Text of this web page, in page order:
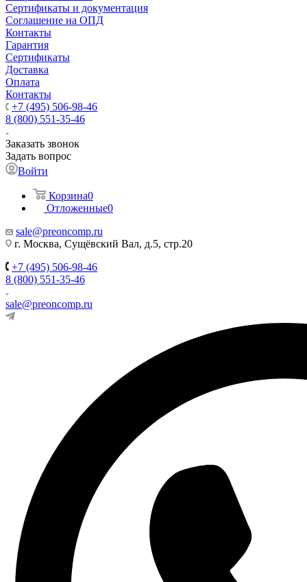
Сертификаты и документация
Соглашение на ОПД
Контакты
Гарантия
Сертификаты
Доставка
Оплата
Контакты
+7 (495) 506-98-46
8 (800) 551-35-46
Заказать звонок
Задать вопрос
Войти
Корзина0
Отложенные0
sale@preoncomp.ru
г. Москва, Сущёвский Вал, д.5, стр.20
+7 (495) 506-98-46
8 (800) 551-35-46
sale@preoncomp.ru